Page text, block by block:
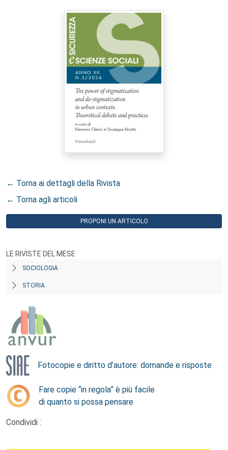
← Torna ai dettagli della Rivista
← Torna agli articoli
PROPONI UN ARTICOLO
LE RIVISTE DEL MESE
SOCIOLOGIA
STORIA
Fotocopie e diritto d’autore: domande e risposte
Fare copie “in regola” è più facile
di quanto si possa pensare
Condividi :